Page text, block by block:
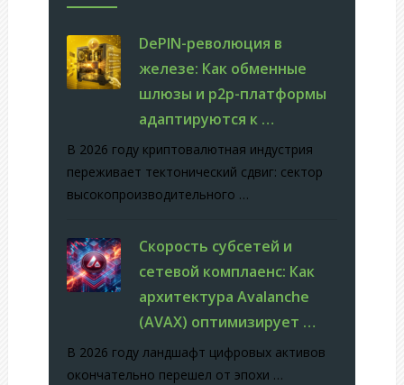
DePIN-революция в
железе: Как обменные
шлюзы и p2p-платформы
адаптируются к …
В 2026 году криптовалютная индустрия
переживает тектонический сдвиг: сектор
высокопроизводительного …
Скорость субсетей и
сетевой комплаенс: Как
архитектура Avalanche
(AVAX) оптимизирует …
В 2026 году ландшафт цифровых активов
окончательно перешел от эпохи …